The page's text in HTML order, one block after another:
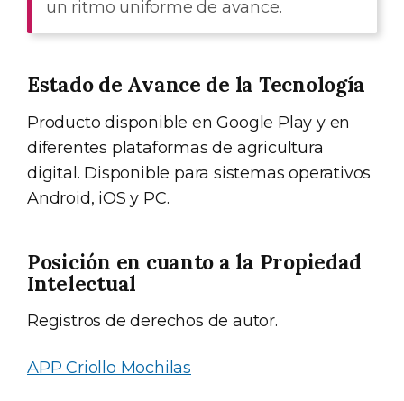
un ritmo uniforme de avance.
Estado de Avance de la Tecnología
Producto disponible en Google Play y en
diferentes plataformas de agricultura
digital. Disponible para sistemas operativos
Android, iOS y PC.
Posición en cuanto a la Propiedad
Intelectual
Registros de derechos de autor.
APP Criollo Mochilas